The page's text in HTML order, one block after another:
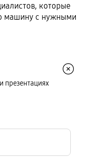
которые
машину с нужными
презентациях